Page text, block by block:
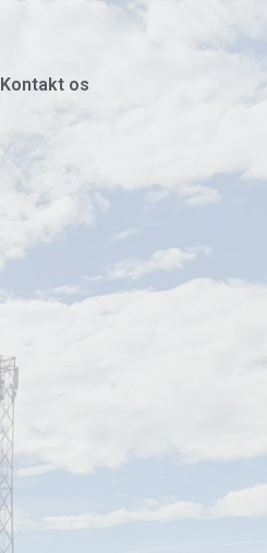
Kontakt os